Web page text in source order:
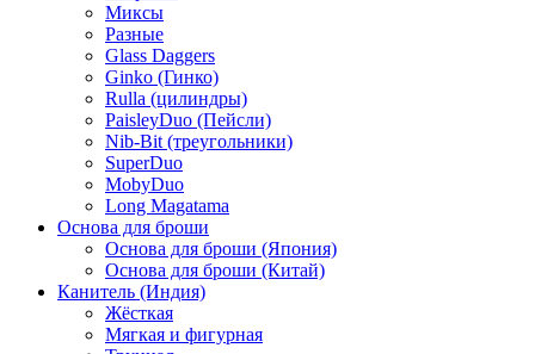
Миксы
Разные
Glass Daggers
Ginko (Гинко)
Rulla (цилиндры)
PaisleyDuo (Пейсли)
Nib-Bit (треугольники)
SuperDuo
MobyDuo
Long Magatama
Основа для броши
Основа для броши (Япония)
Основа для броши (Китай)
Канитель (Индия)
Жёсткая
Мягкая и фигурная